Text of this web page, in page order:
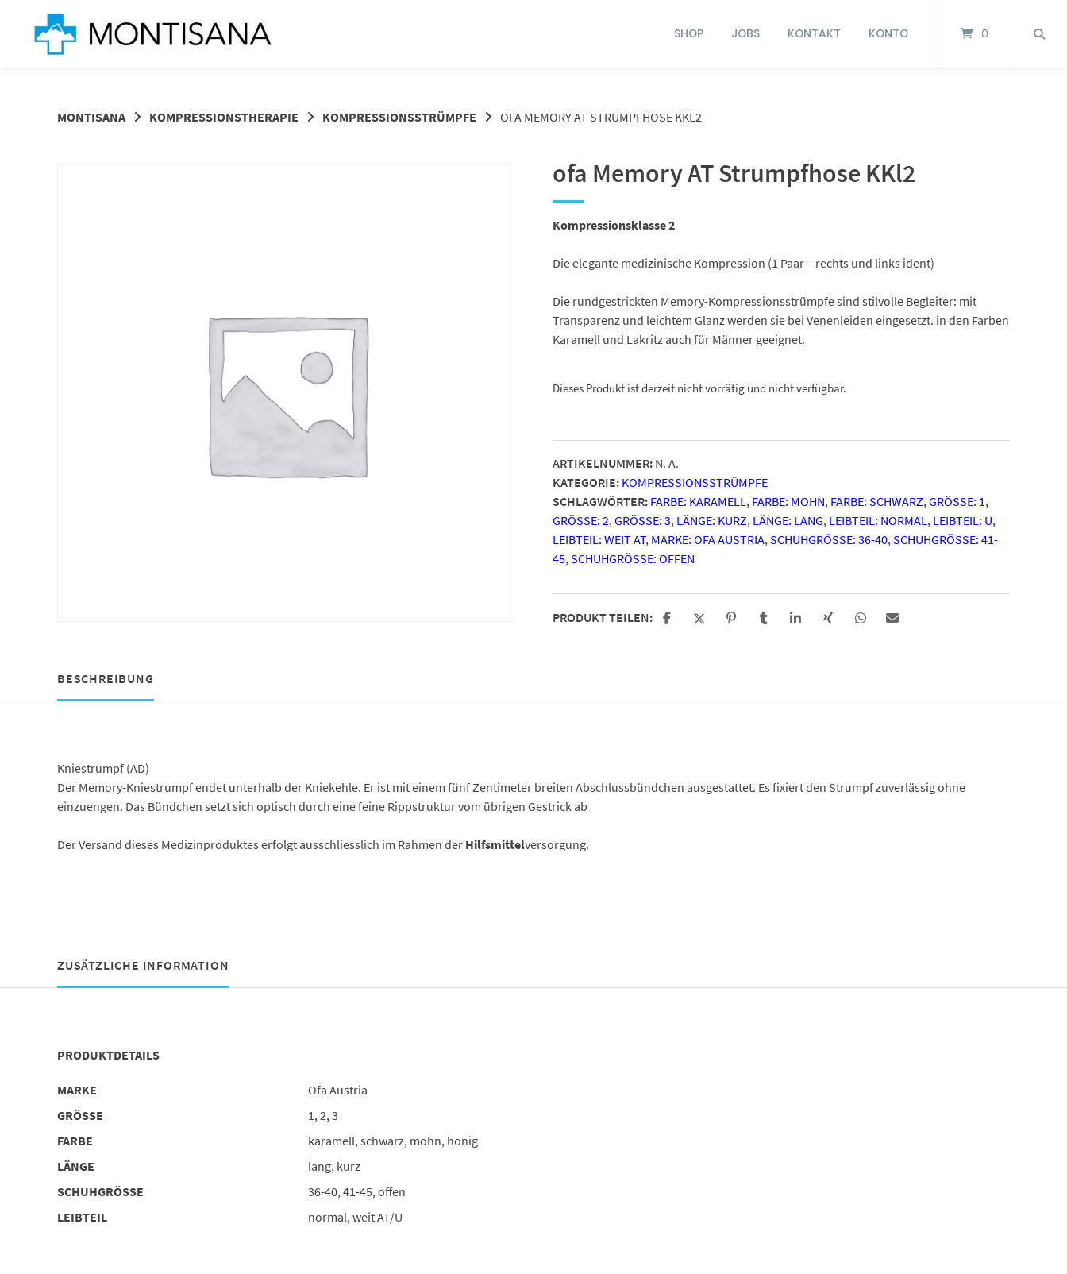
Springen
SHOP JOBS KONTAKT KONTO 0
MONTISANA KOMPRESSIONSTHERAPIE KOMPRESSIONSSTRÜMPFE OFA MEMORY AT STRUMPFHOSE KKL2
ofa Memory AT Strumpfhose KKl2
Kompressionsklasse 2
Die elegante medizinische Kompression (1 Paar – rechts und links ident)
Die rundgestrickten Memory-Kompressionsstrümpfe sind stilvolle Begleiter: mit
Transparenz und leichtem Glanz werden sie bei Venenleiden eingesetzt. in den Farben
Karamell und Lakritz auch für Männer geeignet.
Dieses Produkt ist derzeit nicht vorrätig und nicht verfügbar.
ARTIKELNUMMER: N. A.
KATEGORIE: KOMPRESSIONSSTRÜMPFE
SCHLAGWÖRTER: FARBE: KARAMELL , FARBE: MOHN, FARBE: SCHWARZ, GRÖSSE: 1
,
GRÖSSE: 2
, GRÖSSE: 3 , LÄNGE: KURZ, LÄNGE: LANG, LEIBTEIL: NORMAL , LEIBTEIL: U,
LEIBTEIL: WEIT AT, MARKE: OFA AUSTRIA, SCHUHGRÖSSE: 36-40 , SCHUHGRÖSSE: 41-4
5 , SCHUHGRÖSSE: OFFEN
PRODUKT TEILEN:
BESCHREIBUNG
Kniestrumpf (AD)
Der Memory-Kniestrumpf endet unterhalb der Kniekehle. Er ist mit einem fünf Zentimeter breiten Abschlussbündchen ausgestattet. Es fixiert den Strumpf zuverlässig ohne
einzuengen. Das Bündchen setzt sich optisch durch eine feine Rippstruktur vom übrigen Gestrick ab
Der Versand dieses Medizinproduktes erfolgt ausschliesslich im Rahmen der Hilfsmittelversorgung.
ZUSÄTZLICHE INFORMATION
PRODUKTDETAILS
MARKE
Ofa Austria
GRÖSSE
1, 2, 3
FARBE
karamell, schwarz, mohn, honig
LÄNGE
lang, kurz
SCHUHGRÖSSE
36-40, 41-45, offen
LEIBTEIL
normal, weit AT/U